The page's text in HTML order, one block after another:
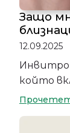
Защо
12.09.2025
Инвитро
който